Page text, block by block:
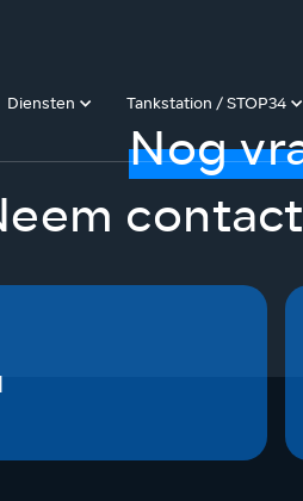
Diensten Tankstation / STOP34
Nog